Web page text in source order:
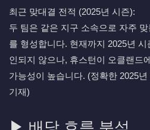
최근 맞대결 전적 (2025년 시즌):
두 팀은 같은 지구 소속으로 자주
를 형성합니다. 현재까지 2025년
인되지 않으나, 휴스턴이 오클랜드
가능성이 높습니다. (정확한 2025
기재)